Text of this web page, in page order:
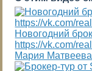
Новогодний
https://vk.com/
Мария